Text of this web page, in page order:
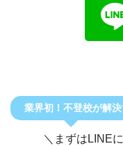
業界初！不登校が解
＼まずはLINE